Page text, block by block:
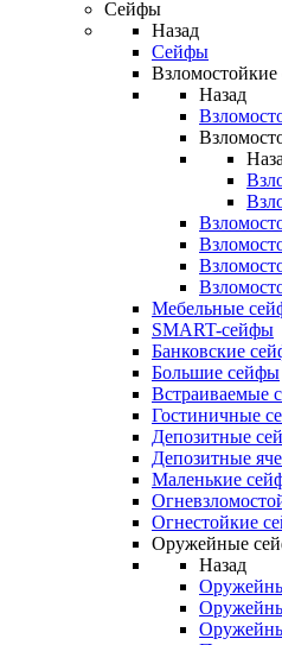
Сейфы
Назад
Сейфы
Назад
Мебельные
SMART-сейфы
Банковские
Большие сейфы
Встраиваемые
Гостиничные
Депозитные
Депозитные
Маленькие
Огнестойкие
Оружейные
Назад